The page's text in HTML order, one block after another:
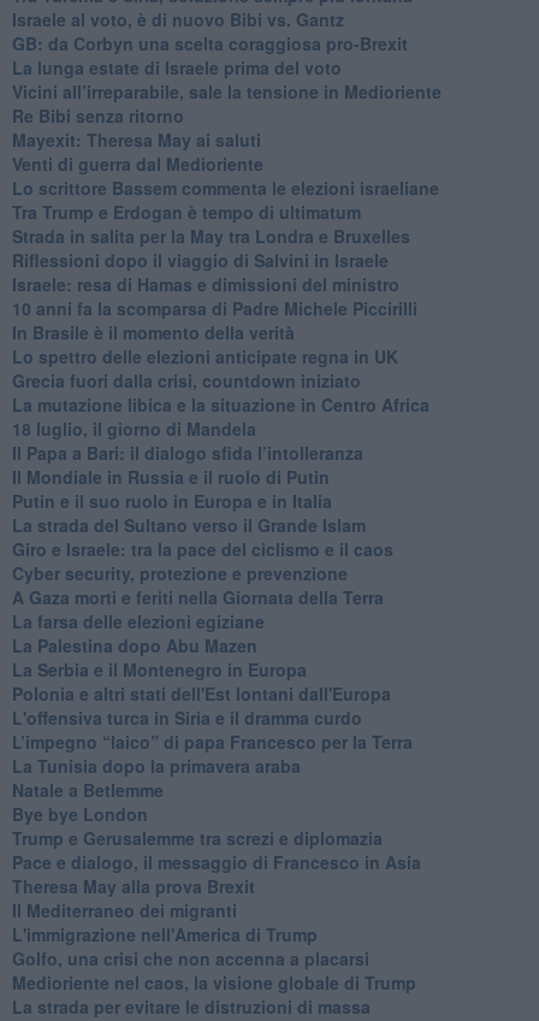
Israele al voto, è di nuovo Bibi vs. Gantz
GB: da Corbyn una scelta coraggiosa pro-Brexit
La lunga estate di Israele prima del voto
Vicini all’irreparabile, sale la tensione in Medioriente
Re Bibi senza ritorno
Mayexit: Theresa May ai saluti
Venti di guerra dal Medioriente
Lo scrittore Bassem commenta le elezioni israeliane
Tra Trump e Erdogan è tempo di ultimatum
Strada in salita per la May tra Londra e Bruxelles
Riflessioni dopo il viaggio di Salvini in Israele
Israele: resa di Hamas e dimissioni del ministro
10 anni fa la scomparsa di Padre Michele Piccirilli
In Brasile è il momento della verità
Lo spettro delle elezioni anticipate regna in UK
Grecia fuori dalla crisi, countdown iniziato
La mutazione libica e la situazione in Centro Africa
18 luglio, il giorno di Mandela
Il Papa a Bari: il dialogo sfida l’intolleranza
Il Mondiale in Russia e il ruolo di Putin
Putin e il suo ruolo in Europa e in Italia
La strada del Sultano verso il Grande Islam
Giro e Israele: tra la pace del ciclismo e il caos
Cyber security, protezione e prevenzione
A Gaza morti e feriti nella Giornata della Terra
La farsa delle elezioni egiziane
La Palestina dopo Abu Mazen
La Serbia e il Montenegro in Europa
Polonia e altri stati dell'Est lontani dall'Europa
L'offensiva turca in Siria e il dramma curdo
L’impegno “laico” di papa Francesco per la Terra
La Tunisia dopo la primavera araba
Natale a Betlemme
Bye bye London
Trump e Gerusalemme tra screzi e diplomazia
Pace e dialogo, il messaggio di Francesco in Asia
Theresa May alla prova Brexit
Il Mediterraneo dei migranti
L'immigrazione nell'America di Trump
Golfo, una crisi che non accenna a placarsi
Medioriente nel caos, la visione globale di Trump
La strada per evitare le distruzioni di massa